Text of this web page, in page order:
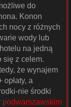
do
Konon
nocy z różnych
wody lub
na jedną
się z celem.
że wynajem
opłaty, a
nie środki
podwarszawskim